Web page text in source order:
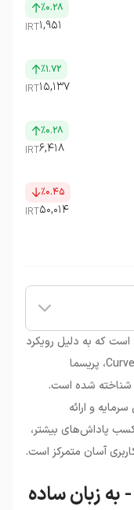
ساده
فایننس
فایننس
عواملی که بر قیمت کانوکس فایننس (CVX)
که به دلیل رویکرد
نوآورانه خود در افزایش پاداش برای کاربران Curve، پریسما
(Prisma)، فراکس (Frax) و f(x) Protocol شناخته شده است.
و ارائه
پاداش‌های بیشتر،
آسان متمرکز است.
زبان ساده
٪۰.۲۸
۱,۹۵۱IRT
٪۱.۷۲
۱۵,۱۳۷IRT
٪۰.۲۸
۶,۴۱۸IRT
٪۰.۴۵
۵۰,۰۱۴IRT